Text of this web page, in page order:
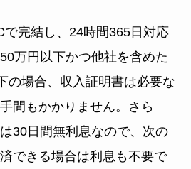
完結し、24時間365日対応
万円以下かつ他社を含めた
の場合、収入証明書は必要な
間もかかりません。さら
30日間無利息なので、次の
できる場合は利息も不要で